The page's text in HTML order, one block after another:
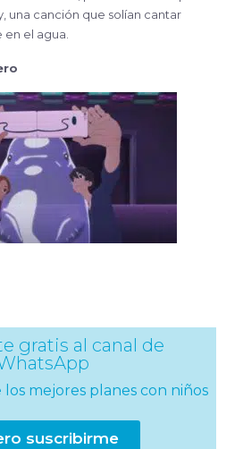
una canción que solían cantar
el agua.
gratis al canal de
los mejores planes con niños
suscribirme